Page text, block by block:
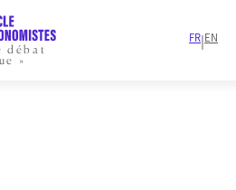
débat
»
FR|EN